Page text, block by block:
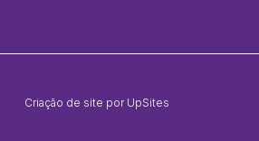
Criação de site por UpSites